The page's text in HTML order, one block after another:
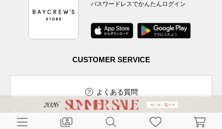
パスワードレスでかんたんログイン
CUSTOMER SERVICE
よくある質問